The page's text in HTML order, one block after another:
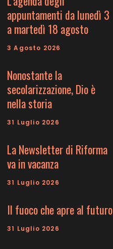
appuntamenti da lunedì 3
a martedì 18 agosto
3 Agosto 2026
Nonostante la
secolarizzazione, Dio è
nella storia
31 Luglio 2026
La Newsletter di Riforma
va in vacanza
31 Luglio 2026
Il fuoco che apre al futuro
31 Luglio 2026